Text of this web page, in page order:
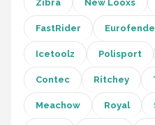
Zibra New Looxs
FastRider
Icetoolz Polisport
Contec Ritchey
Meachow Royal